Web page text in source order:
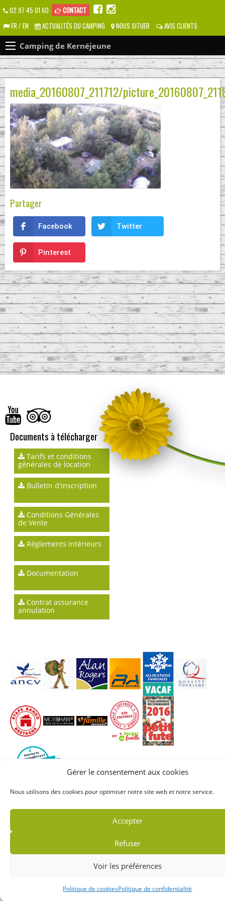
Gérer le consentement aux cookies
Nous utilisons des cookies pour optimiser notre site web et notre service.
Accepter
Refuser
Voir les préférences
Politique de cookiesPolitique de confidentialité
02 97 45 01 60
CONTACT
FR / EN
ACTUALITÉS DU CAMPING NOUS SITUER AVIS CLIENTS
Camping de Kernéjeune
media_20160807_211712/
Partager
Facebook Twitter
Pinterest
Documents à télécharger
Tarifs et conditions
générales de location
Bulletin d'inscription
Conditions Générales
de Vente
Réglements intérieurs
Documentation
Contrat assurance
annulation
Accueil Plan du site
Mentions légales
Partenaires
Camping de Kernéjeune - 56190 Arzal - Morbihan Bretagne